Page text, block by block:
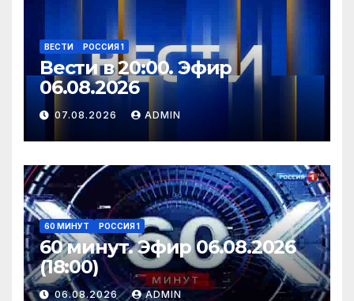
ВЕСТИ РОССИЯ 1
Вести в 20:00. Эфир
06.08.2026
07.08.2026 ADMIN
60 МИНУТ РОССИЯ 1
60 минут. Эфир 06.08.2026
(18:00)
06.08.2026 ADMIN